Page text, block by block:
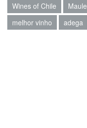
Wines of Chile
Maule
melhor vinho
adega